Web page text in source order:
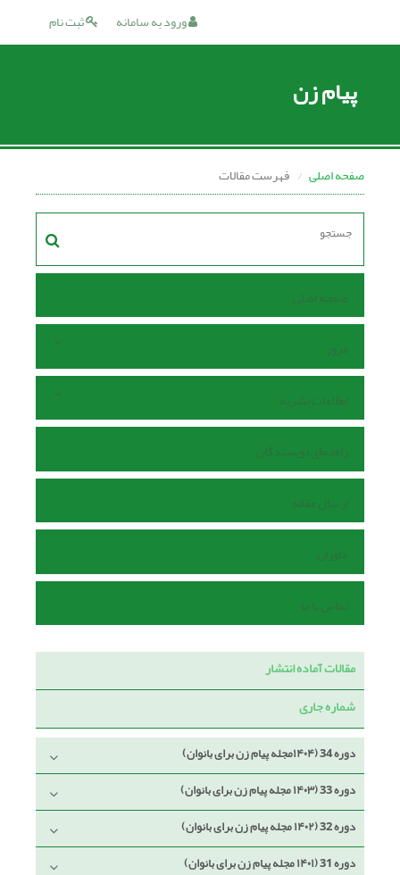
ثبت نام ورود به سامانه
پیام زن
صفحه اصلی فهرست مقالات
صفحه اصلی
مرور
اطلاعات نشریه
راهنمای نویسندگان
ارسال مقاله
داوران
تماس با ما
مقالات آماده انتشار
شماره جاری
دوره 34 (۱۴۰۴مجله پیام زن برای بانوان)
دوره 33 (۱۴۰۳ مجله پیام زن برای بانوان)
دوره 32 (۱۴۰۲ مجله پیام زن برای بانوان)
دوره 31 (۱۴۰۱ مجله پیام زن برای بانوان)